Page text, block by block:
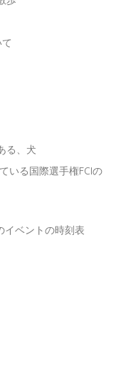
る、犬
いる国際選手権FCIの
イベントの時刻表